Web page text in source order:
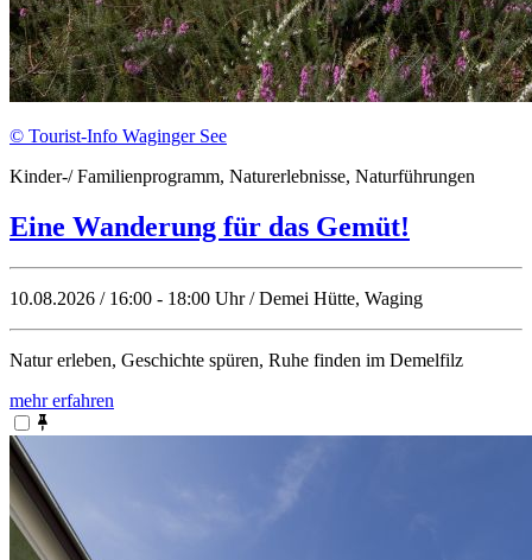
© Tourist-Info Waginger See
Kinder-/ Familienprogramm, Naturerlebnisse, Naturführungen
Eine Wanderung für das Gemüt!
10.08.2026 / 16:00 - 18:00 Uhr / Demei Hütte, Waging
Natur erleben, Geschichte spüren, Ruhe finden im Demelfilz
mehr erfahren